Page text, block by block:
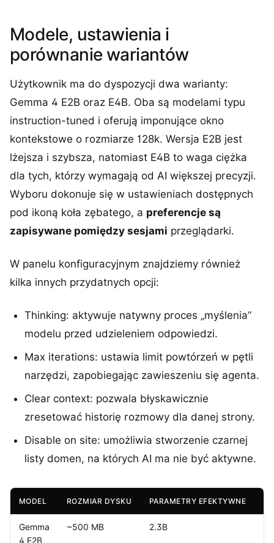
Modele, ustawienia i
porównanie wariantów
Użytkownik ma do dyspozycji dwa warianty:
Gemma 4 E2B oraz E4B. Oba są modelami typu
instruction-tuned i oferują imponujące okno
kontekstowe o rozmiarze 128k. Wersja E2B jest
lżejsza i szybsza, natomiast E4B to waga ciężka
dla tych, którzy wymagają od AI większej precyzji.
Wyboru dokonuje się w ustawieniach dostępnych
pod ikoną koła zębatego, a preferencje są
zapisywane pomiędzy sesjami przeglądarki.
W panelu konfiguracyjnym znajdziemy również
kilka innych przydatnych opcji:
Thinking: aktywuje natywny proces „myślenia”
modelu przed udzieleniem odpowiedzi.
Max iterations: ustawia limit powtórzeń w pętli
narzędzi, zapobiegając zawieszeniu się agenta.
Clear context: pozwala błyskawicznie
zresetować historię rozmowy dla danej strony.
Disable on site: umożliwia stworzenie czarnej
listy domen, na których AI ma nie być aktywne.
MODEL ROZMIAR DYSKU PARAMETRY EFEKTYWNE
Gemma
4 E2B
~500 MB 2.3B